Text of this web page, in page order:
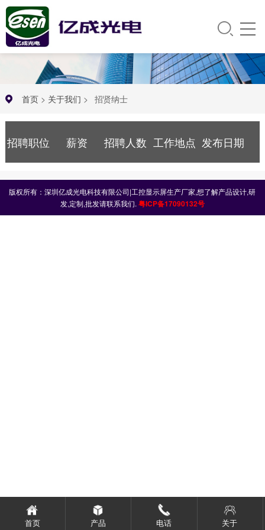
首页> 关于我们 > 招贤纳士
招聘职位 薪资 招聘人数 工作地点 发布日期
版权所有：深圳亿成光电科技有限公司|工控显示屏生产厂家,想了解产品设计,研
发,定制,批发请联系我们. 粤ICP备17090132号
首页 产品 电话 关于